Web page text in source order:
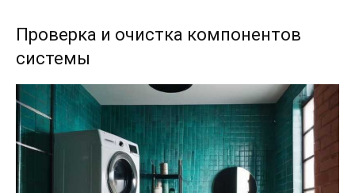
Проверка и очистка компонентов
системы